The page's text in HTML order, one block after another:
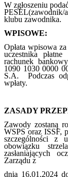
W zgłoszeniu
PESEL(zawodnik/
klubu zawodnika.
WPISOWE:
Opłata wpisowa
uczestnika płatne
rachunek
1090 1030 0000
S.A. Podczas
wpłaty.
ZASADY
Zawody zostaną
WSPS oraz ISSF,
szczególności z
obowiązku
zasłaniających
Zarządu z
dnia 16.01.2024